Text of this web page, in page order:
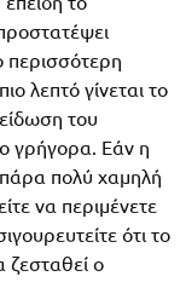
περισσότερη
λεπτό γίνεται το
του
γρήγορα. Εάν η
πάρα πολύ χαμηλή
να περιμένετε
ότι το
ζεσταθεί ο